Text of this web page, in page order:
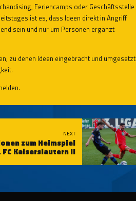
Feriencamps oder Geschäftsstelle
ist es, dass Ideen direkt in Angriff
sein und nur um Personen ergänzt
zu denen Ideen eingebracht und umgesetzt
NEXT
zum Heimspiel
FC Kaiserslautern II